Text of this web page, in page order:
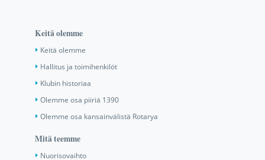
Keitä olemme
Keitä olemme
Hallitus ja toimihenkilöt
Klubin historiaa
Olemme osa piiriä 1390
Olemme osa kansainvälistä Rotarya
Mitä teemme
Nuorisovaihto